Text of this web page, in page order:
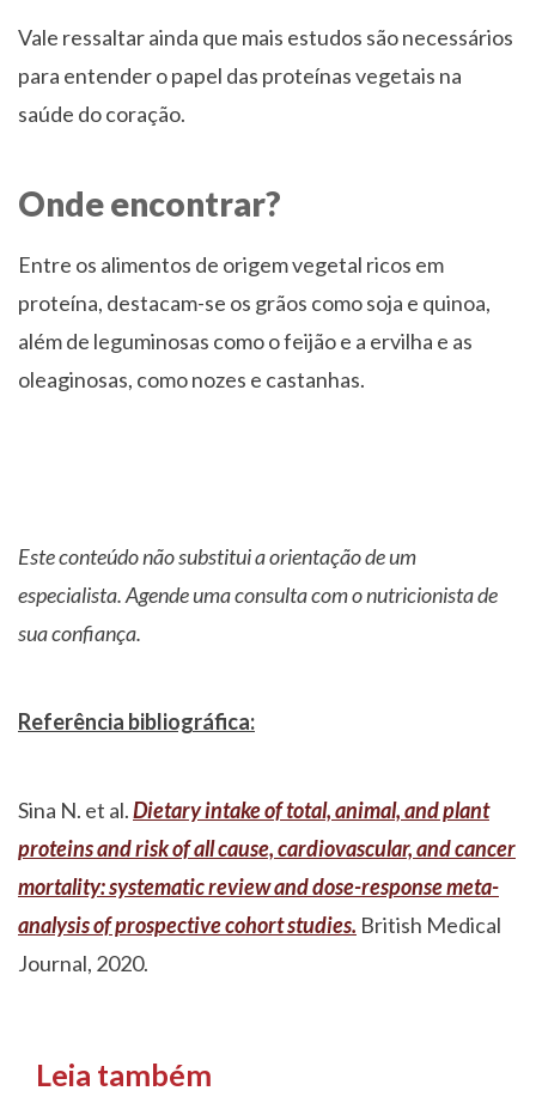
Vale ressaltar ainda que mais estudos são necessários
para entender o papel das proteínas vegetais na
saúde do coração.
Onde encontrar?
Entre os alimentos de origem vegetal ricos em
proteína, destacam-se os grãos como soja e quinoa,
além de leguminosas como o feijão e a ervilha e as
oleaginosas, como nozes e castanhas.
Este conteúdo não substitui a orientação de um
especialista. Agende uma consulta com o nutricionista de
sua confiança.
Referência bibliográfica:
Sina N. et al.Dietary intake of total, animal, and plant
proteins and risk of all cause, cardiovascular, and cancer
mortality: systematic review and dose-response meta-
analysis of prospective cohort studies. British Medical
Journal, 2020.
Leia também